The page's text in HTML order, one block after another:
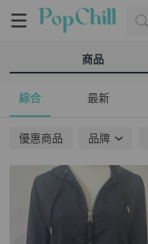
商品
綜合 最新
優惠商品 品牌